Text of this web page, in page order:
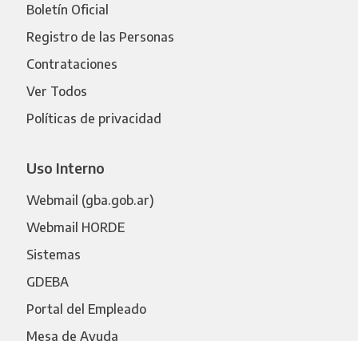
Boletín Oficial
Registro de las Personas
Contrataciones
Ver Todos
Políticas de privacidad
Uso Interno
Webmail (gba.gob.ar)
Webmail HORDE
Sistemas
GDEBA
Portal del Empleado
Mesa de Ayuda